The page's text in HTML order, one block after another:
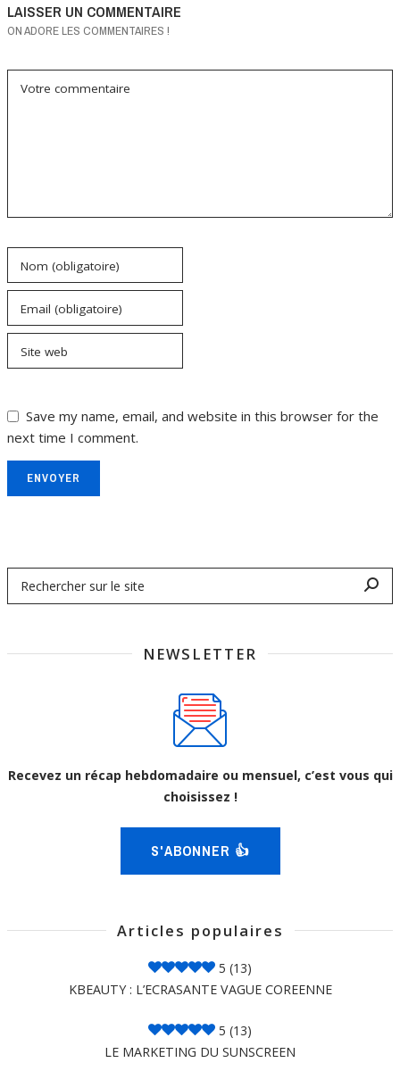
LAISSER UN COMMENTAIRE
ON ADORE LES COMMENTAIRES !
Votre commentaire
Nom (obligatoire)
Email (obligatoire)
Site web
Save my name, email, and website in this browser for the
next time I comment.
ENVOYER
NEWSLETTER
Recevez un récap hebdomadaire ou mensuel, c’est vous qui
choisissez !
S'ABONNER 👍
Articles populaires
5 (13)
KBEAUTY : L’ECRASANTE VAGUE COREENNE
5 (13)
LE MARKETING DU SUNSCREEN